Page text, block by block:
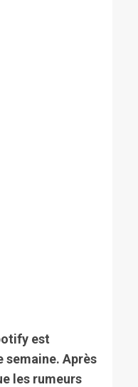
est
Après
les rumeurs